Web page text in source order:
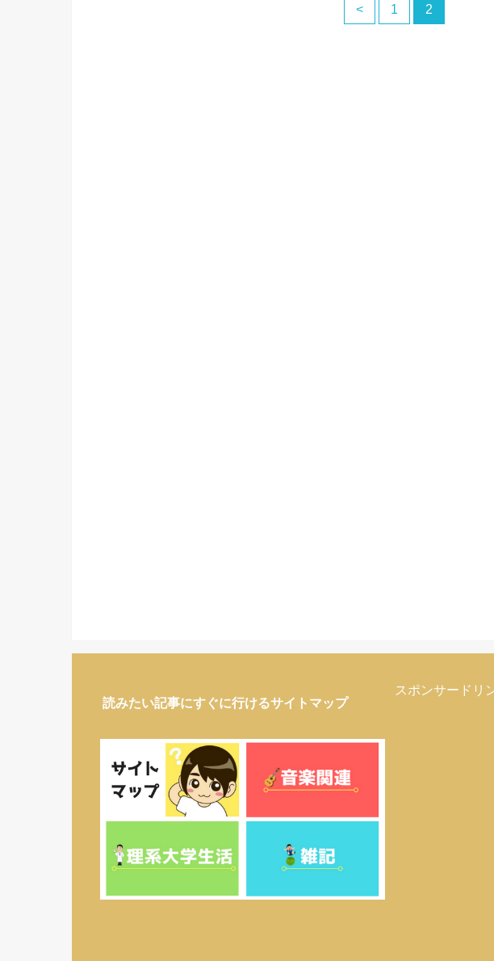
< 1 2
読みたい記事にすぐに行けるサイトマップ
スポンサードリ